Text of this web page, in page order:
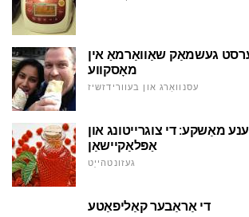
געשמאַק שאַוואַרמאַ אין
מאָסקווע
עסנוואַרג און בעוורידזשיז
מאַשקע: די צוגרייטונג און
אַפּלאַקיישאַן
געזונטהייַט
די אַראַבער קאַליפאַטע